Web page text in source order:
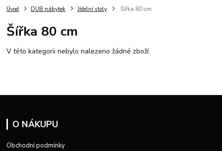
Úvod DUB nábytek Jídelní stoly Šířka 80 cm
Šířka 80 cm
V této kategorii nebylo nalezeno žádné zboží.
O NÁKUPU
Obchodní podmínky